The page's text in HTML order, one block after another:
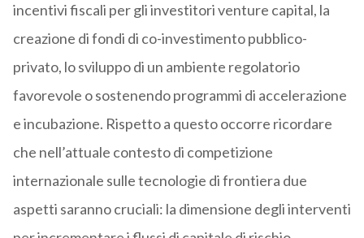
incentivi fiscali per gli investitori venture capital, la
creazione di fondi di co-investimento pubblico-
privato, lo sviluppo di un ambiente regolatorio
favorevole o sostenendo programmi di accelerazione
e incubazione. Rispetto a questo occorre ricordare
che nell’attuale contesto di competizione
internazionale sulle tecnologie di frontiera due
aspetti saranno cruciali: la dimensione degli interventi